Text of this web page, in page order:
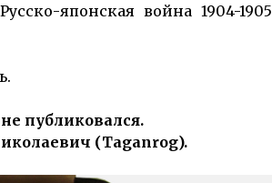
японская война 1904-1905
публиковался.
(Taganrog).